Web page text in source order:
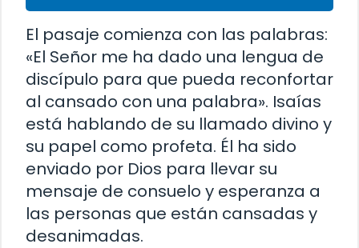
El pasaje comienza con las palabras:
«El Señor me ha dado una lengua de
discípulo para que pueda reconfortar
al cansado con una palabra». Isaías
está hablando de su llamado divino y
su papel como profeta. Él ha sido
enviado por Dios para llevar su
mensaje de consuelo y esperanza a
las personas que están cansadas y
desanimadas.